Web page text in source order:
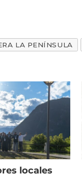
LA PENÍNSULA
locales